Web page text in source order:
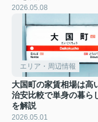
2026.05.08
エリア・周辺情報
大国町の家賃相場は高
治安比較で単身の暮ら
を解説
2026.05.01